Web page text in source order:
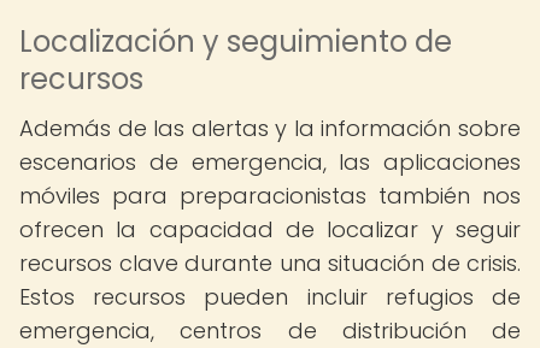
Localización y seguimiento de
recursos
Además de las alertas y la información sobre
escenarios de emergencia, las aplicaciones
móviles para preparacionistas también nos
ofrecen la capacidad de localizar y seguir
recursos clave durante una situación de crisis.
Estos recursos pueden incluir refugios de
emergencia, centros de distribución de